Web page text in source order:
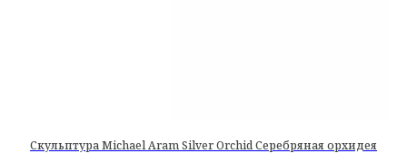
Скульптура Michael Aram Silver Orchid Серебряная орхидея